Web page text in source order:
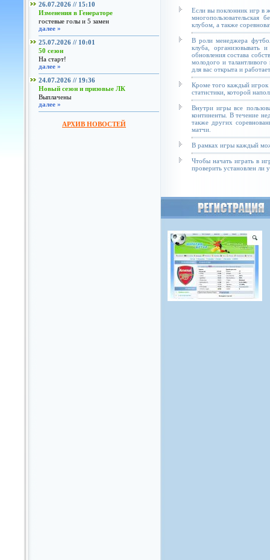
26.07.2026 // 15:10
Изменения в Генераторе
гостевые голы и 5 замен
далее »
25.07.2026 // 10:01
50 сезон
На старт!
далее »
24.07.2026 // 19:36
Новый сезон и призовые ЛК
Выплачены
далее »
АРХИВ НОВОСТЕЙ
Если вы поклонник игр в
клубом, а также
В роли менеджера
клуба, организовывать
обновления состава
молодого и талантливого
для вас открыта и
Кроме того каждый игрок
статистики, которой
Внутри игры все
континенты. В течение
также других
матчи.
В рамках игры каждый
Чтобы начать играть в
проверить установлен ли